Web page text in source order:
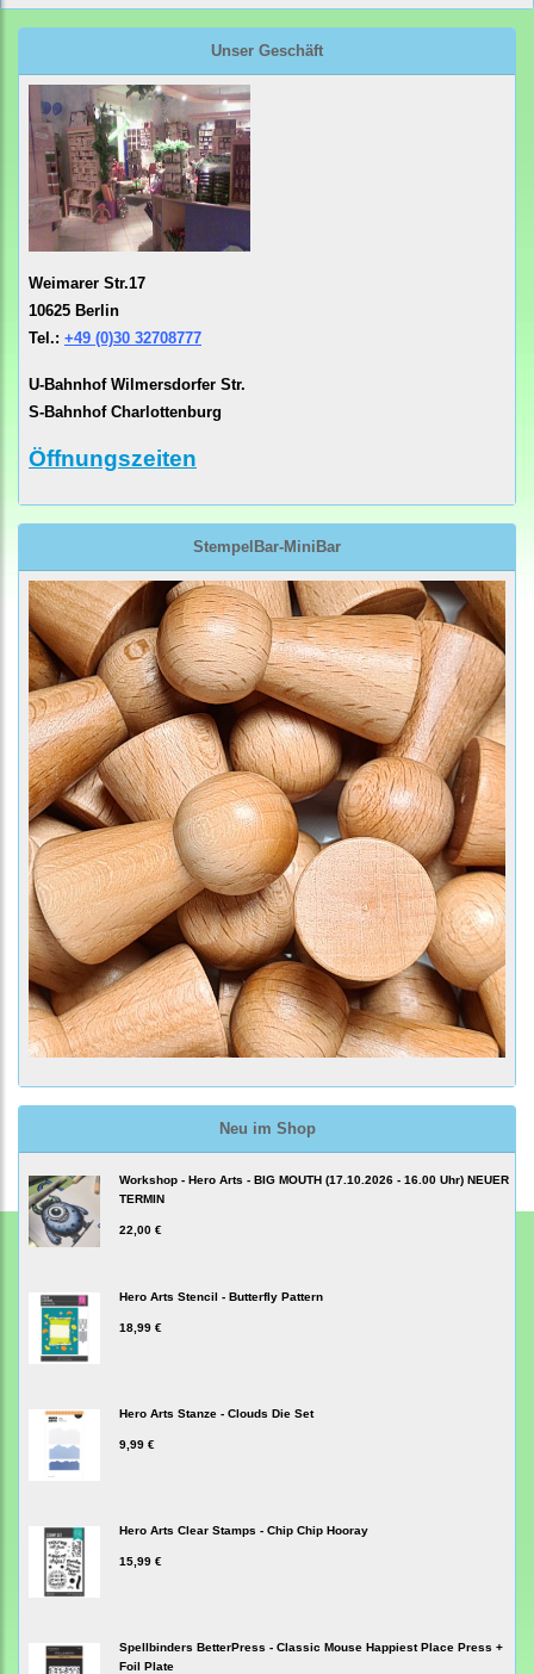
Unser Geschäft
Weimarer Str.17
10625 Berlin
Tel.: +49 (0)30 32708777
U-Bahnhof Wilmersdorfer Str.
S-Bahnhof Charlottenburg
Öffnungszeiten
StempelBar-MiniBar
Neu im Shop
Workshop - Hero Arts - BIG MOUTH (17.10.2026 - 16.00 Uhr) NEUER
TERMIN
22,00 €
Hero Arts Stencil - Butterfly Pattern
18,99 €
Hero Arts Stanze - Clouds Die Set
9,99 €
Hero Arts Clear Stamps - Chip Chip Hooray
15,99 €
Spellbinders BetterPress - Classic Mouse Happiest Place Press +
Foil Plate